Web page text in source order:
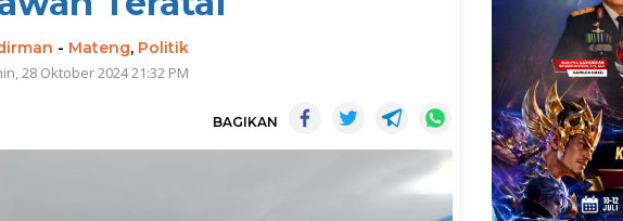
- Mateng, Politik
28 Oktober 2024 21:32 PM
BAGIKAN